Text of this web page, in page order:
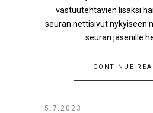
vastuutehtävien lisäksi
seuran nettisivut nykyiseen
seuran jäsenille
CONTINUE
5.7.2023